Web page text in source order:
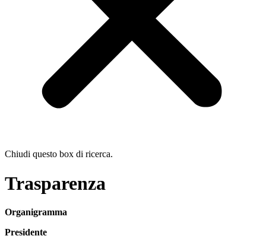
Chiudi questo box di ricerca.
Trasparenza
Organigramma
Presidente